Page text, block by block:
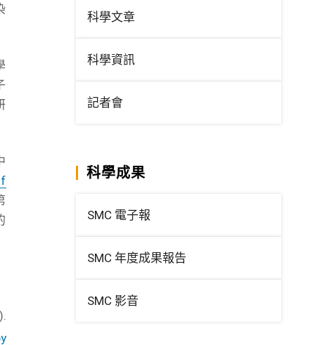
科學文章
科學資訊
記者會
科學成果
SMC 電子報
SMC 年度成果報告
SMC 影音